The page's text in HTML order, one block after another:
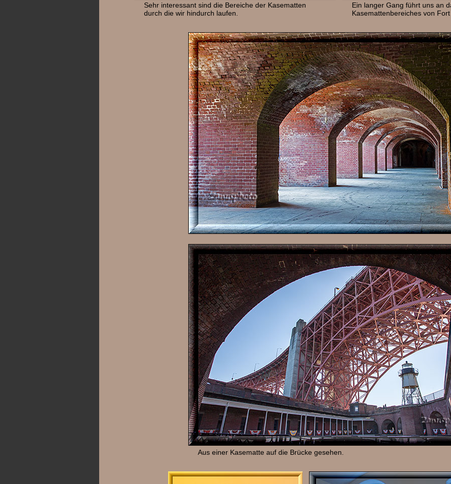
Sehr interessant sind die Bereiche der Kasematten
durch die wir hindurch laufen.
Ein langer Gang führt uns an
Kasemattenbereiches von
Aus einer Kasematte auf die Brücke gesehen.